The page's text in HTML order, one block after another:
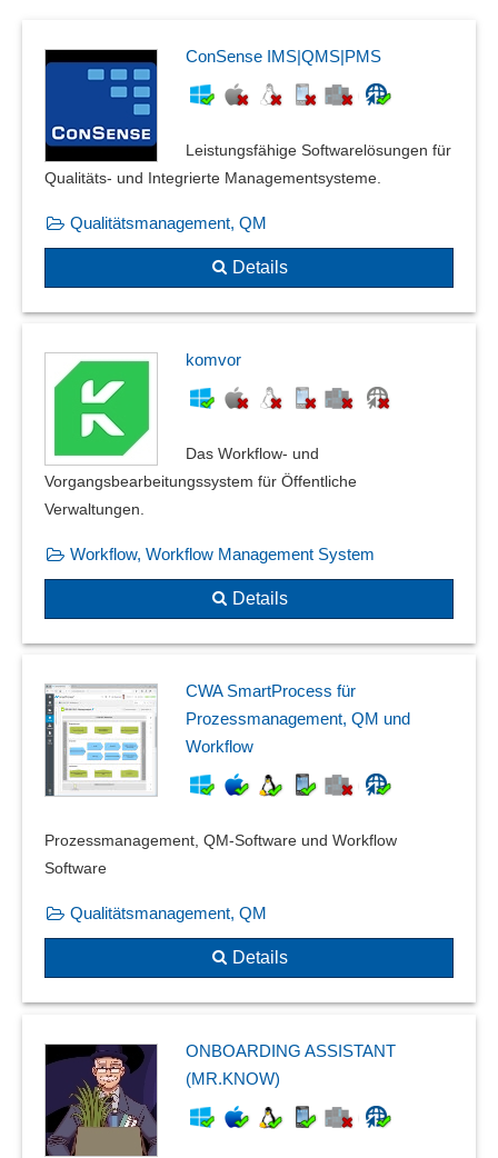
Prozess- und QM-Portal
Prozess-Reporting
Prozessdatenverfolgung
Prozessdesigner
Prozessdokumentation
Prozessintelligenz
Prozessmanagement
Prozessschnittstelle
Prozesstemplates
Prozessüberwachung
Prozessverfolgung
Regelbasierte Ausnahmebehandlung
Robotic Process Automation (RPA)
Sendungsverarbeitung
Separate Arbeitsumgebungen
Statistische Prozesslenkung (SPC)
Teilprozessanalyse
Überwachung von Workflows
Versionierung
Verwaltung der Roboter
Verwaltungsprozesse
Zeitgesteuerte Workflows
ConSense IMS|QMS|PMS
Leistungsfähige Softwarelösungen für
Qualitäts- und Integrierte Managementsysteme.
Qualitätsmanagement, QM
Details
komvor
Das Workflow- und
Vorgangsbearbeitungssystem für Öffentliche
Verwaltungen.
Workflow, Workflow Management System
Details
CWA SmartProcess für
Prozessmanagement, QM und
Workflow
Prozessmanagement, QM-Software und Workflow
Software
Qualitätsmanagement, QM
Details
ONBOARDING ASSISTANT
(MR.KNOW)